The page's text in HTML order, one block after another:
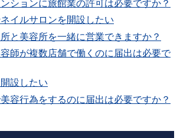
ションに旅館業の許可は必要ですか？
イルサロンを開設したい
と美容所を一緒に営業できますか？
師が複数店舗で働くのに届出は必要で
設したい
容行為をするのに届出は必要ですか？